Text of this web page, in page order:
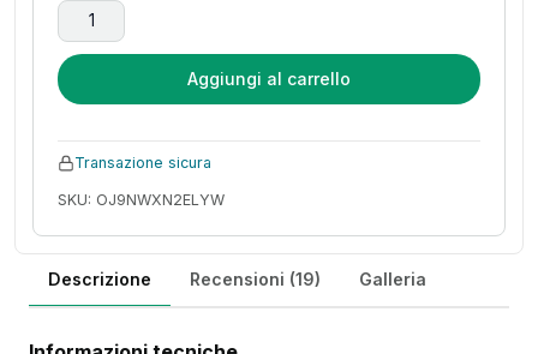
7M/12M/22M/32M LED Solar String Fairy Lights Outdoor
Aggiungi al carrello
Transazione sicura
SKU: OJ9NWXN2ELYW
Descrizione Recensioni (19) Galleria